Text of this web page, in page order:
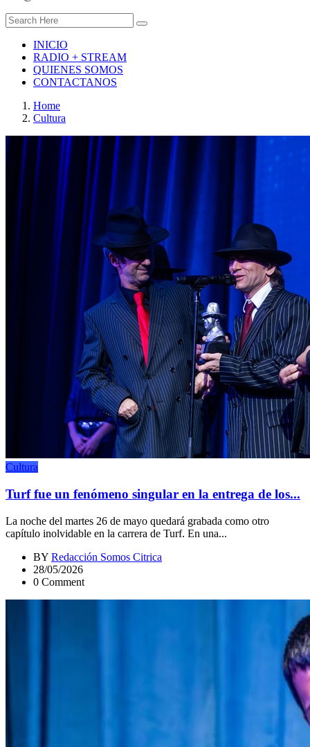
INICIO
RADIO + STREAM
QUIENES SOMOS
CONTACTANOS
Home
Cultura
Cultura
Turf fue un fenómeno singular en la entrega de los...
La noche del martes 26 de mayo quedará grabada como otro
capítulo inolvidable en la carrera de Turf. En una...
BY Redacción Somos Citrica
28/05/2026
0 Comment